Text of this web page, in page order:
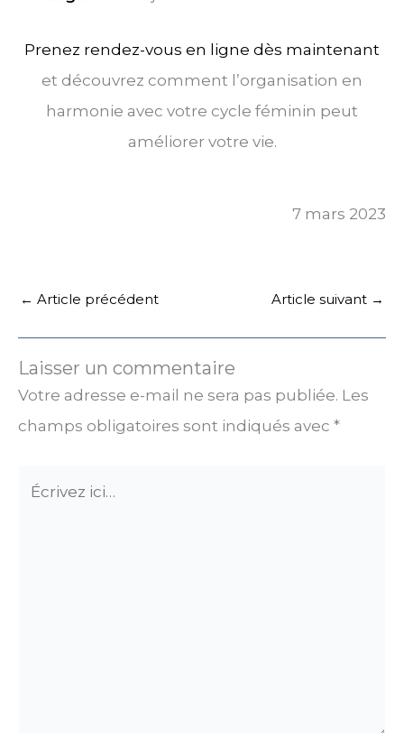
Prenez rendez-vous en ligne dès maintenant
et découvrez comment l’organisation en
harmonie avec votre cycle féminin peut
améliorer votre vie.
7 mars 2023
← Article précédent Article suivant →
Laisser un commentaire
Votre adresse e-mail ne sera pas publiée. Les
champs obligatoires sont indiqués avec *